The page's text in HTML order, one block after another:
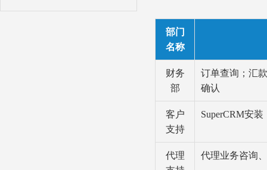
部门
名称
财务
部
订单查询；汇
确认
客户
支持
SuperCRM安
代理
代理业务咨询